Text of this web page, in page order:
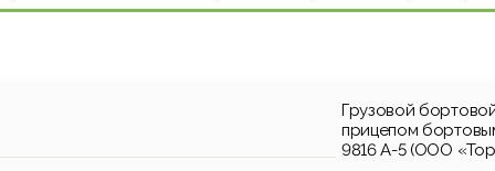
Грузовой
прицепом
9816 A-5 (ООО